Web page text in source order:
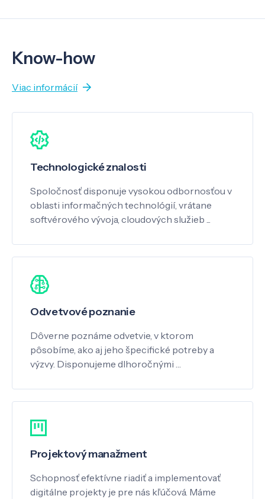
Know-how
Viac informácií
Technologické znalosti
Spoločnosť disponuje vysokou odbornosťou v
oblasti informačných technológií, vrátane
softvérového vývoja, cloudových služieb ...
Odvetvové poznanie
Dôverne poznáme odvetvie, v ktorom
pôsobíme, ako aj jeho špecifické potreby a
výzvy. Disponujeme dlhoročnými …
Projektový manažment
Schopnosť efektívne riadiť a implementovať
digitálne projekty je pre nás kľúčová. Máme